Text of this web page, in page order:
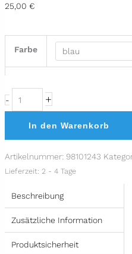
25,00 €
Farbe
- +
In den Warenkorb
Artikelnummer: 98101243
Lieferzeit: 2 - 4 Tage
Beschreibung
Zusätzliche Information
Produktsicherheit